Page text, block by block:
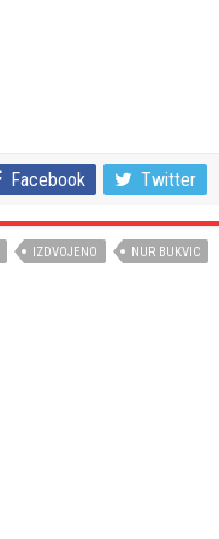
Facebook Twitter
IZDVOJENO NUR BUKVIC